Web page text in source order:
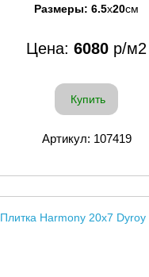
Размеры: 6.5x20см
Цена: 6080 р/м2
Купить
Артикул: 107419
Плитка Harmony 20x7 Dyroy